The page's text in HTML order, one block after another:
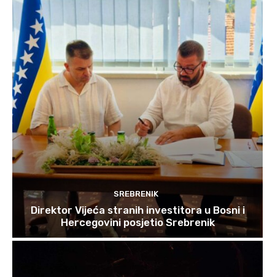
SREBRENIK
Direktor Vijeća stranih investitora u Bosni i
Hercegovini posjetio Srebrenik